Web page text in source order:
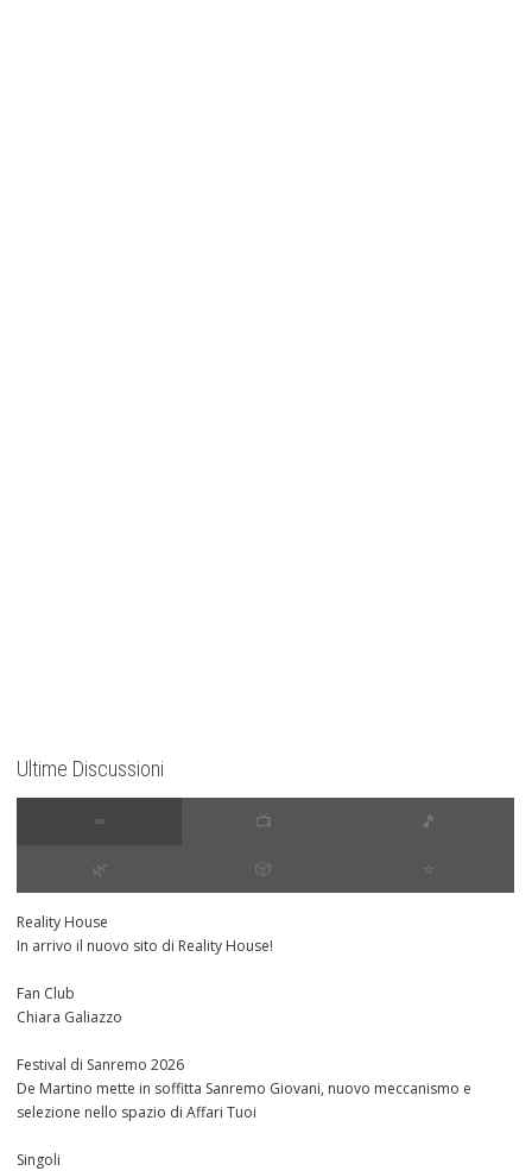
Ultime Discussioni
∞ 📺 🎵
🌿 🎲 ⭐️
Reality House
In arrivo il nuovo sito di Reality House!
Fan Club
Chiara Galiazzo
Festival di Sanremo 2026
De Martino mette in soffitta Sanremo Giovani, nuovo meccanismo e
selezione nello spazio di Affari Tuoi
Singoli